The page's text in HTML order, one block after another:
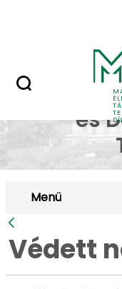
Védett
és
Menü
Vissza
Védett